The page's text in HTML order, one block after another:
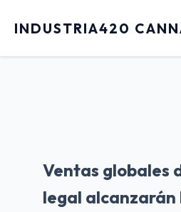
INDUSTRIA420
Ventas globales
legal alcanzarán